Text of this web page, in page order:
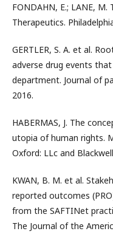
FONDAHN, E.; LANE,
Therapeutics.
GERTLER, S. A. et al.
adverse drug events
department. Journal of
2016.
HABERMAS, J. The
utopia of human rights.
Oxford: LLc and
KWAN, B. M. et al.
reported outcomes
from the SAFTINet
The Journal of the